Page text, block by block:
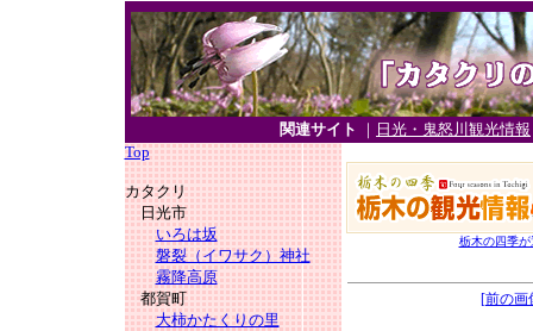
関連サイト ｜ 日光・鬼怒川観光情報
Top
カタクリ
日光市
いろは坂
磐裂（イワサク）神社
霧降高原
都賀町
大柿かたくりの里
栃木の四季
[前の画